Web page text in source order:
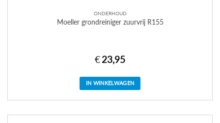
ONDERHOUD
Moeller grondreiniger zuurvrij R155
€23,95
IN WINKELWAGEN